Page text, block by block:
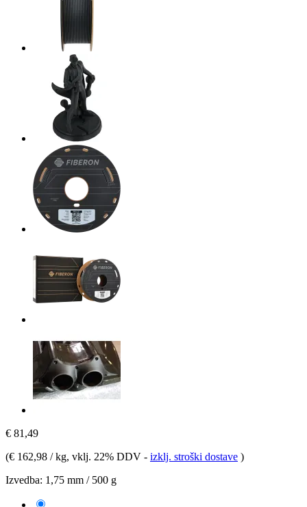
€ 81,49
(€ 162,98 / kg, vklj. 22% DDV - izklj. stroški dostave )
Izvedba: 1,75 mm / 500 g